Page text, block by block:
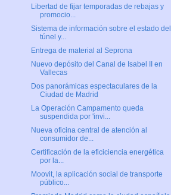
Libertad de fijar temporadas de rebajas y
promocio...
Sistema de información sobre el estado del
túnel y...
Entrega de material al Seprona
Nuevo depósito del Canal de Isabel II en
Vallecas
Dos panorámicas espectaculares de la
Ciudad de Madrid
La Operación Campamento queda
suspendida por 'invi...
Nueva oficina central de atención al
consumidor de...
Certificación de la eficiciencia energética
por la...
Moovit, la aplicación social de transporte
público...